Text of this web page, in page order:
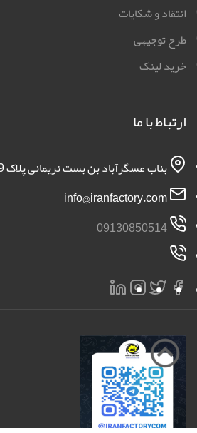
انتقاد و شکایات
طرح توجیهی
خرید لینک
ارتباط با ما
بناب عسگرآباد بن بست نریمانی پلاک 109
09130850514